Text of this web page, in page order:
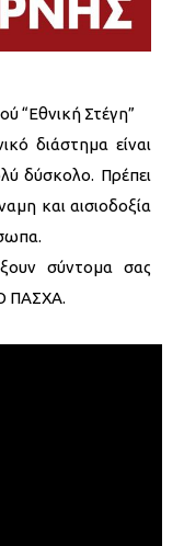
“Εθνική Στέγη”
διάστημα είναι
δύσκολο. Πρέπει
και αισιοδοξία
σύντομα σας
ΠΑΣΧΑ.